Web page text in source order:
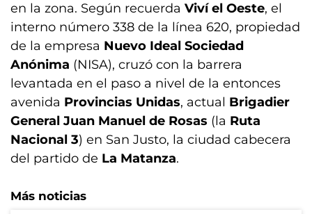
en la zona. Según recuerda Viví el Oeste, el
interno número 338 de la línea 620, propiedad
de la empresa Nuevo Ideal Sociedad
Anónima (NISA), cruzó con la barrera
levantada en el paso a nivel de la entonces
avenida Provincias Unidas, actual Brigadier
General Juan Manuel de Rosas (la Ruta
Nacional 3) en San Justo, la ciudad cabecera
del partido de La Matanza.
Más noticias